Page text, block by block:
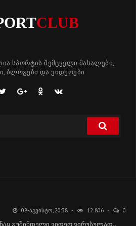
CLUB
სპორტის შემცველი მასალები,
ბლოგები და ვიდეოები
08-ᲐᲒᲕᲘᲡᲢᲝ, 20:38 12 806 0
გუშინდელი ვიდეო ვირუსულად..